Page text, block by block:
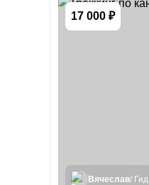
17 000 ₽
Вячеслав/ Гид